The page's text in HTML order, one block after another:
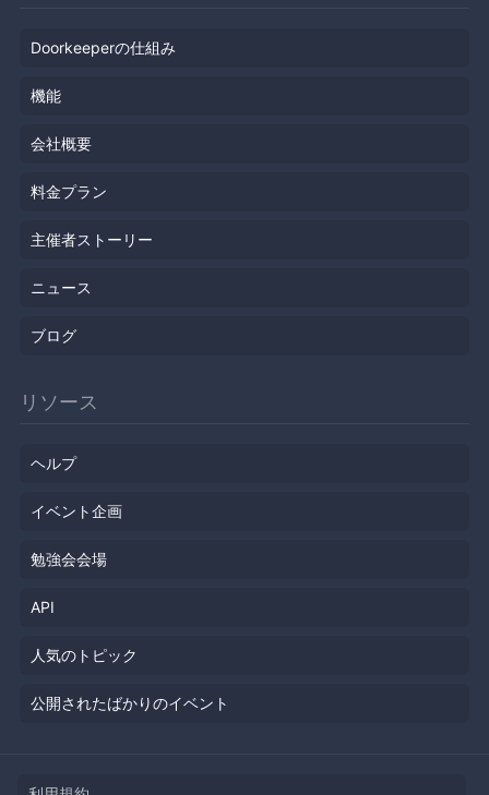
Doorkeeperの仕組み
機能
会社概要
料金プラン
主催者ストーリー
ニュース
ブログ
リソース
ヘルプ
イベント企画
勉強会会場
API
人気のトピック
公開されたばかりのイベント